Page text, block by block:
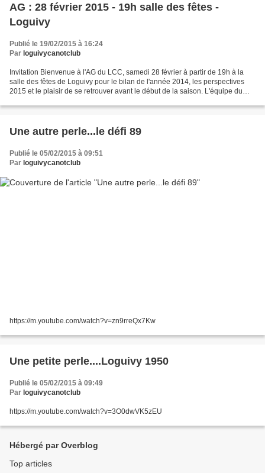
AG : 28 février 2015 - 19h salle des fêtes -
Loguivy
Publié le 19/02/2015 à 16:24
Par loguivycanotclub
Invitation Bienvenue à l'AG du LCC, samedi 28 février à partir de 19h à la
salle des fêtes de Loguivy pour le bilan de l'année 2014, les perspectives
2015 et le plaisir de se retrouver avant le début de la saison. L'équipe du
Une autre perle...le défi 89
Publié le 05/02/2015 à 09:51
Par loguivycanotclub
https://m.youtube.com/watch?v=zn9rreQx7Kw
Une petite perle....Loguivy 1950
Publié le 05/02/2015 à 09:49
Par loguivycanotclub
https://m.youtube.com/watch?v=3O0dwVK5zEU
Hébergé par Overblog
Top articles